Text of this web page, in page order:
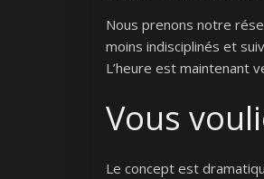
Nous prenons notre
moins indisciplinés et
L’heure est maintenant
Vous
Le concept est